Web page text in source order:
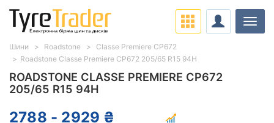
ROADSTONE CLASSE PREMIERE CP672
205/65 R15 94H
2788 - 2929 ₴
Шини Roadstone
Classe Premiere CP672
Roadstone Classe Premiere CP672 205/65 R15 94H